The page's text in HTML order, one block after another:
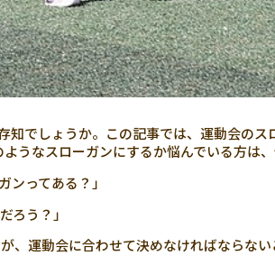
知でしょうか。この記事では、運動会の
うなスローガンにするか悩んでいる方は
ンってある？」
ろう？」
、運動会に合わせて決めなければならない